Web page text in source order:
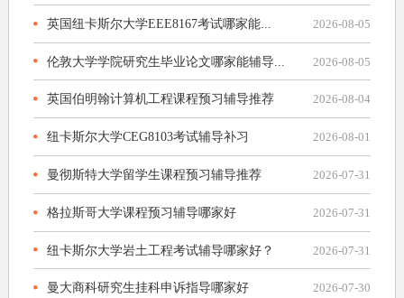
英国纽卡斯尔大学EEE8167考试哪家能... 2026-08-05
伦敦大学学院研究生毕业论文哪家能辅导... 2026-08-05
英国伯明翰计算机工程课程预习辅导推荐 2026-08-04
纽卡斯尔大学CEG8103考试辅导补习 2026-08-01
曼彻斯特大学留学生课程预习辅导推荐 2026-07-31
格拉斯哥大学课程预习辅导哪家好 2026-07-31
纽卡斯尔大学岩土工程考试辅导哪家好？ 2026-07-31
曼大商科研究生挂科申诉指导哪家好 2026-07-30